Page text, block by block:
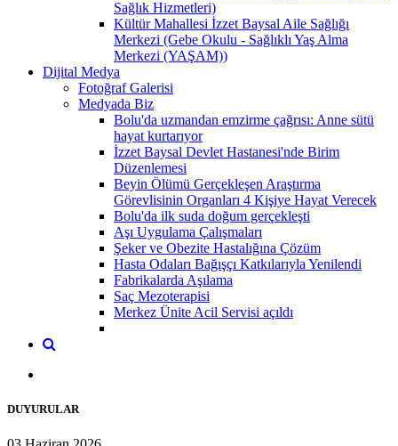
Sağlık Hizmetleri)
Kültür Mahallesi İzzet Baysal Aile Sağlığı
Merkezi (Gebe Okulu - Sağlıklı Yaş Alma
Merkezi (YAŞAM))
Dijital Medya
Fotoğraf Galerisi
Medyada Biz
Bolu'da uzmandan emzirme çağrısı: Anne sütü
hayat kurtarıyor
İzzet Baysal Devlet Hastanesi'nde Birim
Düzenlemesi
Beyin Ölümü Gerçekleşen Araştırma
Görevlisinin Organları 4 Kişiye Hayat Verecek
Bolu'da ilk suda doğum gerçekleşti
Aşı Uygulama Çalışmaları
Şeker ve Obezite Hastalığına Çözüm
Hasta Odaları Bağışçı Katkılarıyla Yenilendi
Fabrikalarda Aşılama
Saç Mezoterapisi
Merkez Ünite Acil Servisi açıldı
DUYURULAR